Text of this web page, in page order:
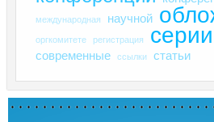
международная научной
оргкомитете регистрация серии
современные ссылки статьи